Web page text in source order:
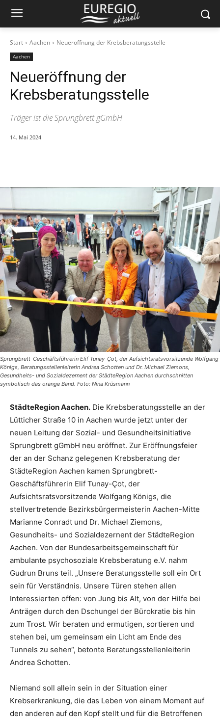
Start Aachen Neueröffnung der Krebsberatungsstelle
Aachen
Neueröffnung der
Krebsberatungsstelle
Träger ist die Sprungbrett gGmbH
14. Mai 2024
Sprungbrett-Geschäftsführerin Elif Tunay-Çot, der Aufsichtsratsvorsitzende Wolfgang
Königs, Beratungsstellenleiterin Andrea Schotten und Dr. Michael Ziemons,
Gesundheits- und Sozialdezernent der StädteRegion Aachen durchschnitten
symbolisch das orange Band. Foto: Nina Krüsmann
StädteRegion Aachen. Die Krebsberatungsstelle an der
Lütticher Straße 10 in Aachen wurde jetzt unter der
neuen Leitung der Sozial- und Gesundheitsinitiative
Sprungbrett gGmbH neu eröffnet. Zur Eröffnungsfeier
der an der Schanz gelegenen Krebsberatung der
StädteRegion Aachen kamen Sprungbrett-
Geschäftsführerin Elif Tunay-Çot, der
Aufsichtsratsvorsitzende Wolfgang Königs, die
stellvertretende Bezirksbürgermeisterin Aachen-Mitte
Marianne Conradt und Dr. Michael Ziemons,
Gesundheits- und Sozialdezernent der StädteRegion
Aachen. Von der Bundesarbeitsgemeinschaft für
ambulante psychosoziale Krebsberatung e.V. nahm
Gudrun Bruns teil. „Unsere Beratungsstelle soll ein Ort
sein für Verständnis. Unsere Türen stehen allen
Interessierten offen: von Jung bis Alt, von der Hilfe bei
Anträgen durch den Dschungel der Bürokratie bis hin
zum Trost. Wir beraten und ermutigen, sortieren und
stehen bei, um gemeinsam ein Licht am Ende des
Tunnels zu sehen“, betonte Beratungsstellenleiterin
Andrea Schotten.
Niemand soll allein sein in der Situation einer
Krebserkrankung, die das Leben von einem Moment auf
den anderen auf den Kopf stellt und für die Betroffenen